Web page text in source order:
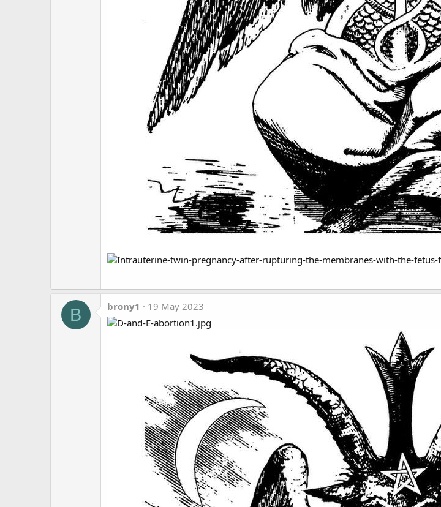
B brony1 19 May 2023